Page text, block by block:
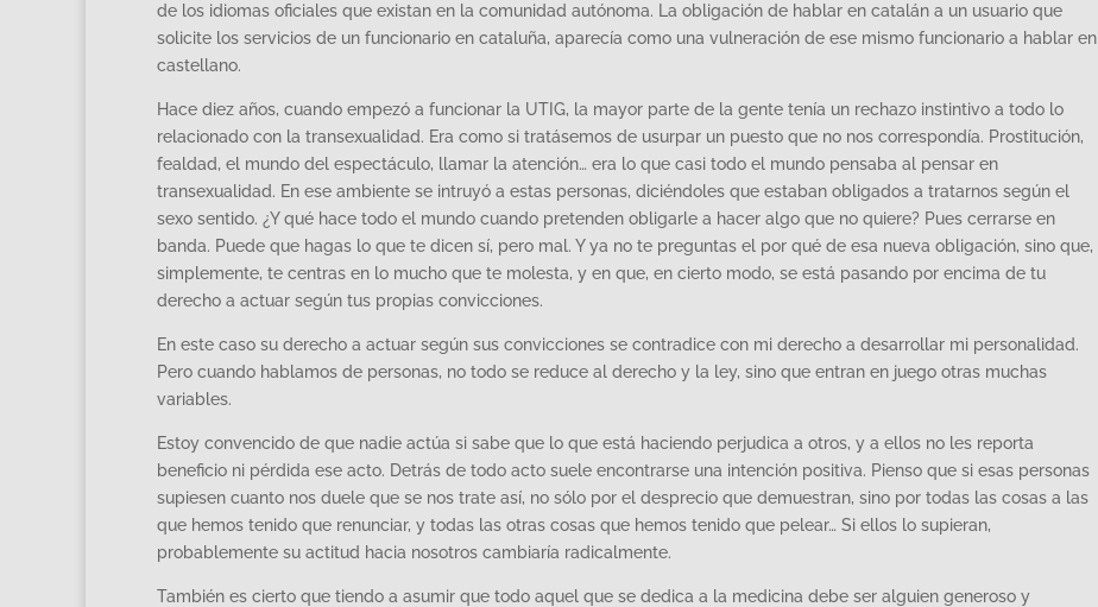
de los idiomas oficiales que existan en la comunidad autónoma. La obligación de hablar en catalán a un usuario que
solicite los servicios de un funcionario en cataluña, aparecía como una vulneración de ese mismo funcionario a hablar en
castellano.
Hace diez años, cuando empezó a funcionar la UTIG, la mayor parte de la gente tenía un rechazo instintivo a todo lo
relacionado con la transexualidad. Era como si tratásemos de usurpar un puesto que no nos correspondía. Prostitución,
fealdad, el mundo del espectáculo, llamar la atención… era lo que casi todo el mundo pensaba al pensar en
transexualidad. En ese ambiente se intruyó a estas personas, diciéndoles que estaban obligados a tratarnos según el
sexo sentido. ¿Y qué hace todo el mundo cuando pretenden obligarle a hacer algo que no quiere? Pues cerrarse en
banda. Puede que hagas lo que te dicen sí, pero mal. Y ya no te preguntas el por qué de esa nueva obligación, sino que,
simplemente, te centras en lo mucho que te molesta, y en que, en cierto modo, se está pasando por encima de tu
derecho a actuar según tus propias convicciones.
En este caso su derecho a actuar según sus convicciones se contradice con mi derecho a desarrollar mi personalidad.
Pero cuando hablamos de personas, no todo se reduce al derecho y la ley, sino que entran en juego otras muchas
variables.
Estoy convencido de que nadie actúa si sabe que lo que está haciendo perjudica a otros, y a ellos no les reporta
beneficio ni pérdida ese acto. Detrás de todo acto suele encontrarse una intención positiva. Pienso que si esas personas
supiesen cuanto nos duele que se nos trate así, no sólo por el desprecio que demuestran, sino por todas las cosas a las
que hemos tenido que renunciar, y todas las otras cosas que hemos tenido que pelear… Si ellos lo supieran,
probablemente su actitud hacia nosotros cambiaría radicalmente.
También es cierto que tiendo a asumir que todo aquel que se dedica a la medicina debe ser alguien generoso y